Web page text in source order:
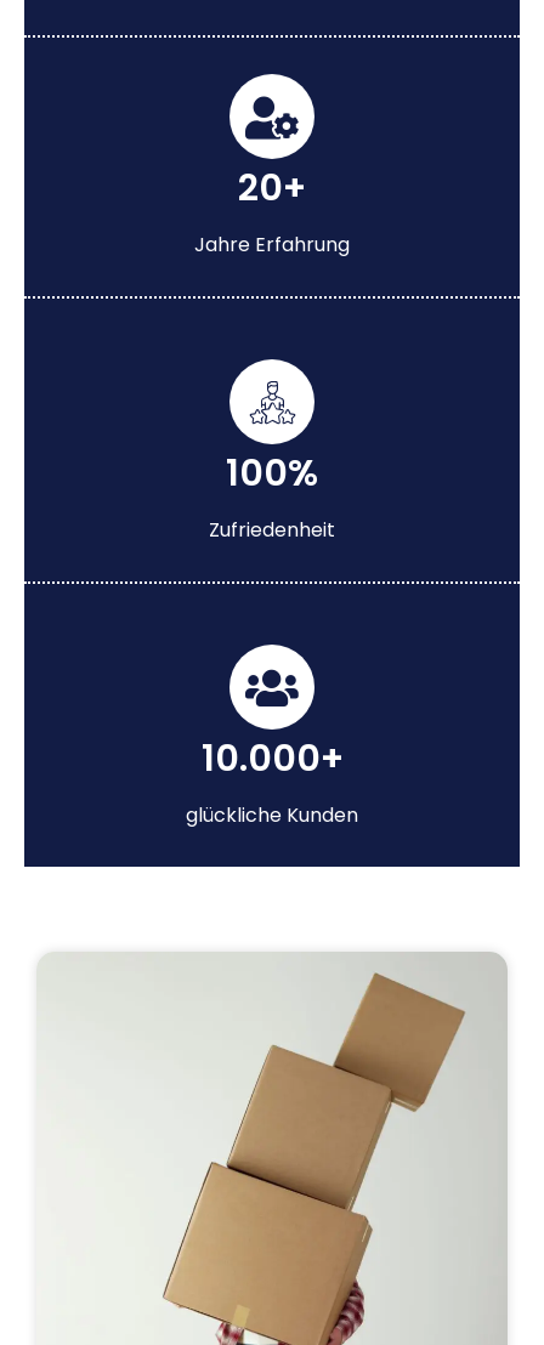
20+
Jahre Erfahrung
100%
Zufriedenheit
10.000+
glückliche Kunden